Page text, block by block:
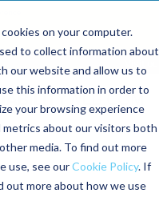
on your computer.
to collect information about
our website and allow us to
this information in order to
your browsing experience
metrics about our visitors both
media. To find out more
use, see ourCookie Policy. If
out more about how we use